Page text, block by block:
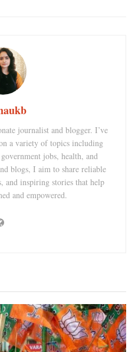
journalist and blogger. I’ve
a variety of topics including
jobs, health, and
blogs, I aim to share reliable
and inspiring stories that help
and empowered.